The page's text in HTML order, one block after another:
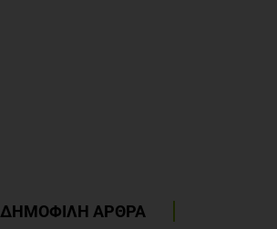
ΔΗΜΟΦΙΛΗ ΑΡΘΡΑ